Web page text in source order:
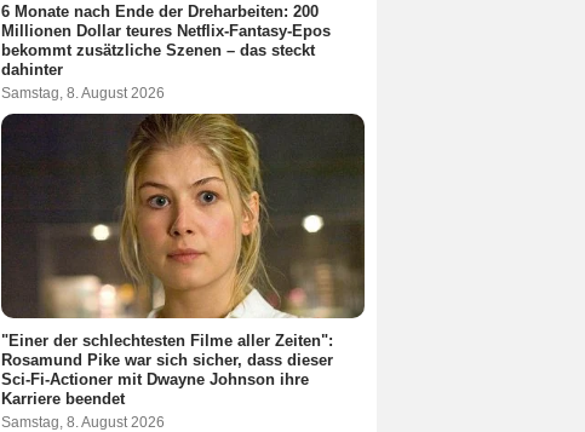
6 Monate nach Ende der Dreharbeiten: 200
Millionen Dollar teures Netflix-Fantasy-Epos
bekommt zusätzliche Szenen – das steckt
dahinter
Samstag, 8. August 2026
"Einer der schlechtesten Filme aller Zeiten":
Rosamund Pike war sich sicher, dass dieser
Sci-Fi-Actioner mit Dwayne Johnson ihre
Karriere beendet
Samstag, 8. August 2026